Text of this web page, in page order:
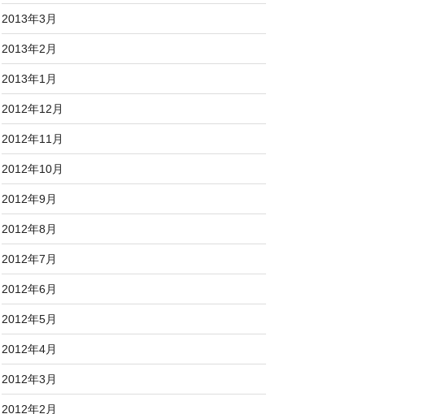
2013年3月
2013年2月
2013年1月
2012年12月
2012年11月
2012年10月
2012年9月
2012年8月
2012年7月
2012年6月
2012年5月
2012年4月
2012年3月
2012年2月